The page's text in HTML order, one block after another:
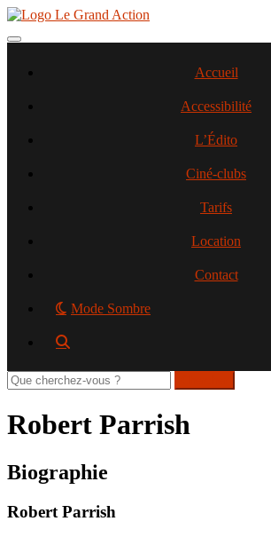
Aller
contenu
Toggle navigation
Accueil
Accessibilité
L’Édito
Ciné-clubs
Tarifs
Location
Contact
Mode Sombre
Rechercher
sur
site
Robert Parrish
Biographie
Robert Parrish